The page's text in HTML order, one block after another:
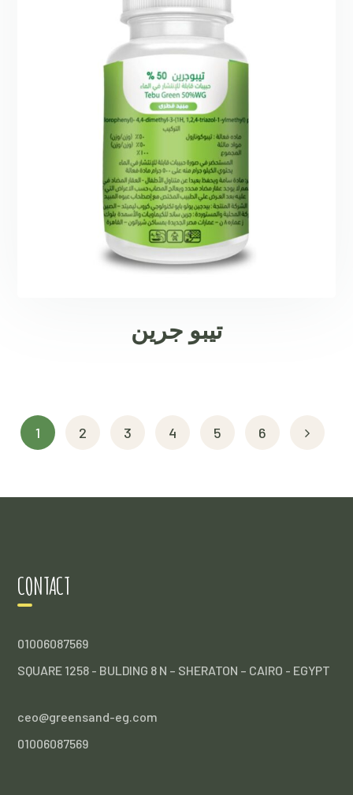
تيبو جرين
1 2 3 4 5 6
CONTACT
01006087569
SQUARE 1258 - BULDING 8 N – SHERATON – CAIRO - EGYPT
ceo@greensand-eg.com
01006087569